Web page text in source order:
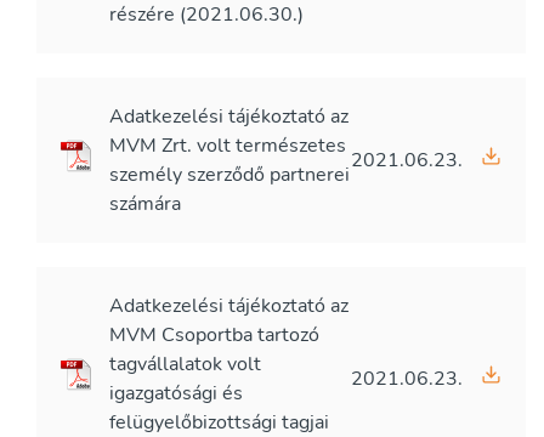
részére (2021.06.30.)
Adatkezelési tájékoztató az
MVM Zrt. volt természetes
személy szerződő partnerei
számára
2021.06.23.
Adatkezelési tájékoztató az
MVM Csoportba tartozó
tagvállalatok volt
igazgatósági és
felügyelőbizottsági tagjai
2021.06.23.